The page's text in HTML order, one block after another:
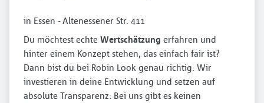
in Essen - Altenessener Str. 411
Du möchtest echte Wertschätzung erfahren und
hinter einem Konzept stehen, das einfach fair ist?
Dann bist du bei Robin Look genau richtig. Wir
investieren in deine Entwicklung und setzen auf
absolute Transparenz: Bei uns gibt es keinen